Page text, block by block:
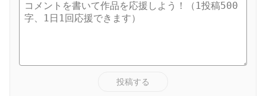
投稿する